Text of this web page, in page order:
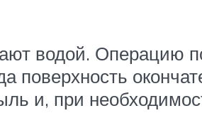
водой. Операцию
поверхность
и, при